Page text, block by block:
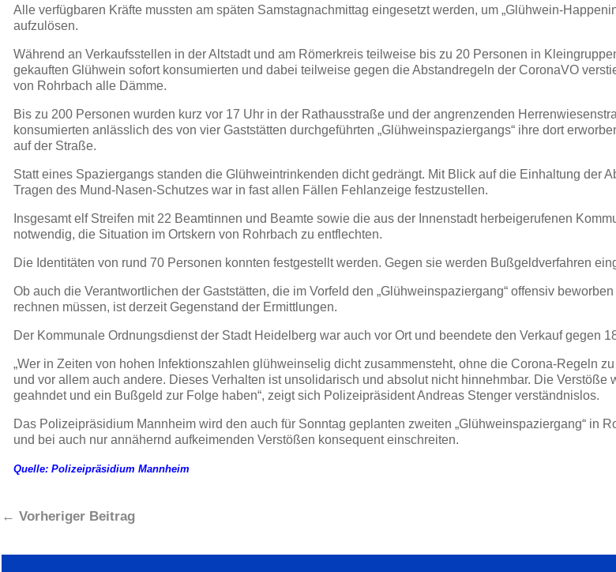
Alle verfügbaren Kräfte mussten am späten Samstagnachmittag eingesetzt werden, um „Glühwein-
aufzulösen.
Während an Verkaufsstellen in der Altstadt und am Römerkreis teilweise bis zu 20 Personen in
gekauften Glühwein sofort konsumierten und dabei teilweise gegen die Abstandregeln der CoronaVO
von Rohrbach alle Dämme.
Bis zu 200 Personen wurden kurz vor 17 Uhr in der Rathausstraße und der angrenzenden
konsumierten anlässlich des von vier Gaststätten durchgeführten „Glühweinspaziergangs“ ihre dort
auf der Straße.
Statt eines Spaziergangs standen die Glühweintrinkenden dicht gedrängt. Mit Blick auf die Einhaltung der
Tragen des Mund-Nasen-Schutzes war in fast allen Fällen Fehlanzeige festzustellen.
Insgesamt elf Streifen mit 22 Beamtinnen und Beamte sowie die aus der Innenstadt herbeigerufenen
notwendig, die Situation im Ortskern von Rohrbach zu entflechten.
Die Identitäten von rund 70 Personen konnten festgestellt werden. Gegen sie werden Bußgeldverfahren
Ob auch die Verantwortlichen der Gaststätten, die im Vorfeld den „Glühweinspaziergang“ offensiv
rechnen müssen, ist derzeit Gegenstand der Ermittlungen.
Der Kommunale Ordnungsdienst der Stadt Heidelberg war auch vor Ort und beendete den Verkauf gegen
„Wer in Zeiten von hohen Infektionszahlen glühweinselig dicht zusammensteht, ohne die Corona-Regeln
und vor allem auch andere. Dieses Verhalten ist unsolidarisch und absolut nicht hinnehmbar. Die Verstöße
geahndet und ein Bußgeld zur Folge haben“, zeigt sich Polizeipräsident Andreas Stenger verständnislos.
Das Polizeipräsidium Mannheim wird den auch für Sonntag geplanten zweiten „Glühweinspaziergang“ in
und bei auch nur annähernd aufkeimenden Verstößen konsequent einschreiten.
Quelle: Polizeipräsidium Mannheim
← Vorheriger Beitrag